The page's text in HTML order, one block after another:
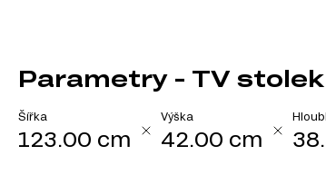
Parametry - TV
Šířka
123.00 cm
Výška
42.00 cm